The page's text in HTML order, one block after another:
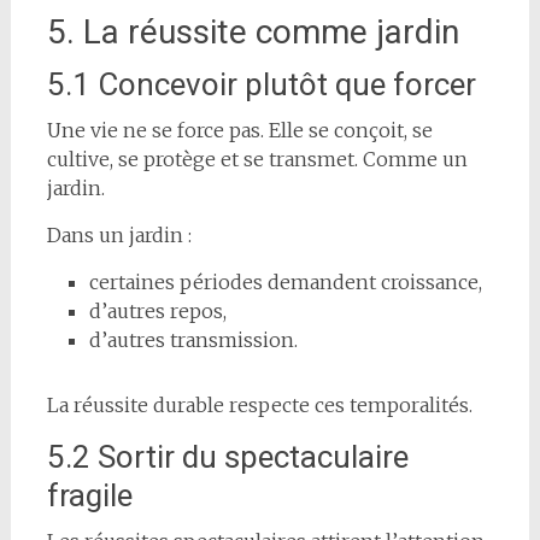
5. La réussite comme jardin
5.1 Concevoir plutôt que forcer
Une vie ne se force pas. Elle se conçoit, se
cultive, se protège et se transmet. Comme un
jardin.
Dans un jardin :
certaines périodes demandent croissance,
d’autres repos,
d’autres transmission.
La réussite durable respecte ces temporalités.
5.2 Sortir du spectaculaire
fragile